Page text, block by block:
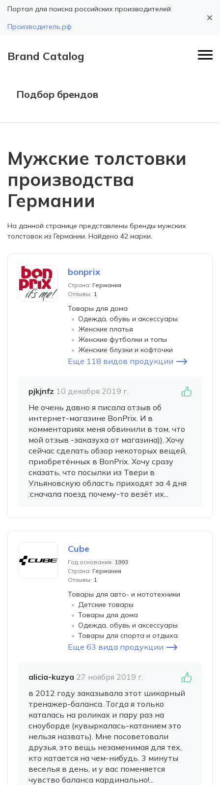
Портал для поиска российских производителей
Производитель.рф
Brand Catalog
Подбор брендов
Мужские толстовки
производства
Германии
На данной странице представлены бренды мужских
толстовок из Германии. Найдено 42 марки.
bonprix
Страна: Германия
Отзывы: 1
Товары для дома
Одежда, обувь и аксессуары
Женские платья
Женские футболки и топы
Женские блузки и кофточки
Еще 118 видов продукции
pjkjnfz 10 декабря 2019 г.
Не очень давно я писала отзыв об
интернет-магазине BonPrix. И в
комментариях меня обвинили в том, что
мой отзыв -заказуха от магазина)). Хочу
сейчас сделать обзор некоторых вещей,
приобретённых в BonPrix. Хочу сразу
сказать, что посылки из Твери в
Ульяновскую область приходят за 4 дня
:сначала поезд почему-то везёт их...
Cube
Год основания: 1993
Страна: Германия
Отзывы: 1
Товары для авто- и мототехники
Детские товары
Товары для дома
Одежда, обувь и аксессуары
Товары для спорта и отдыха
Еще 63 вида продукции
alicia-kuzya 27 ноября 2019 г.
в 2012 году заказывала этот шикарный
тренажер-баланса. Тогда я только
каталась на роликах и пару раз на
сноуборде (кувыркалась-катанием это
нельзя назвать). Мне посоветовали
друзья, это вещь незаменимая для тех,
кто катается на чем-нибудь. 3 минуты
веселья в день, и у вас поменяется
чувство баланса кардинально!...